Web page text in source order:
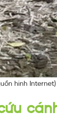
hình Internet)